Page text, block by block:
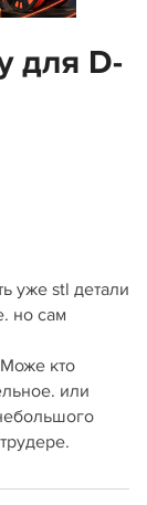
для D-
уже stl детали
но сам
кто
или